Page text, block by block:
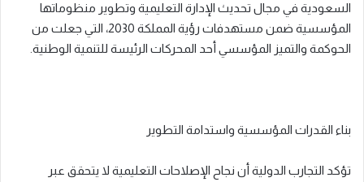
السعودية في مجال تحديث الإدارة التعليمية وتطوير منظوماتها
المؤسسية ضمن مستهدفات رؤية المملكة 2030، التي جعلت من
الحوكمة والتميز المؤسسي أحد المحركات الرئيسة للتنمية الوطنية.
بناء القدرات المؤسسية واستدامة التطوير
تؤكد التجارب الدولية أن نجاح الإصلاحات التعليمية لا يتحقق عبر